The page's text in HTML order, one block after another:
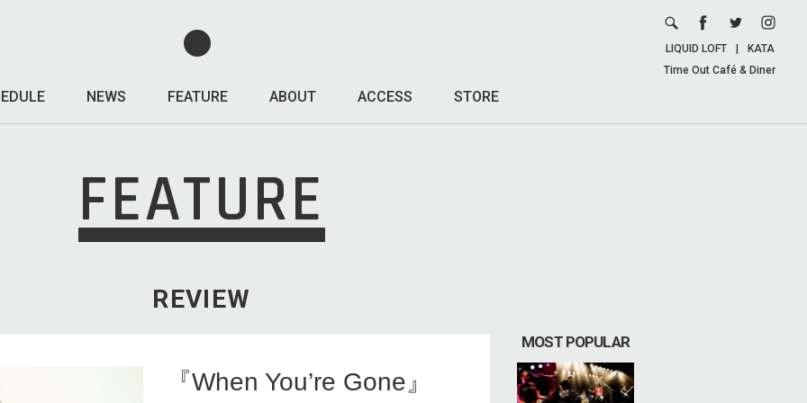
NEWS FEATURE ABOUT ACCESS STORE
LIQUID LOFT
KATA
Time Out Café & Diner
FEATURE
REVIEW
『When You’re Gone』
MOST POPULAR